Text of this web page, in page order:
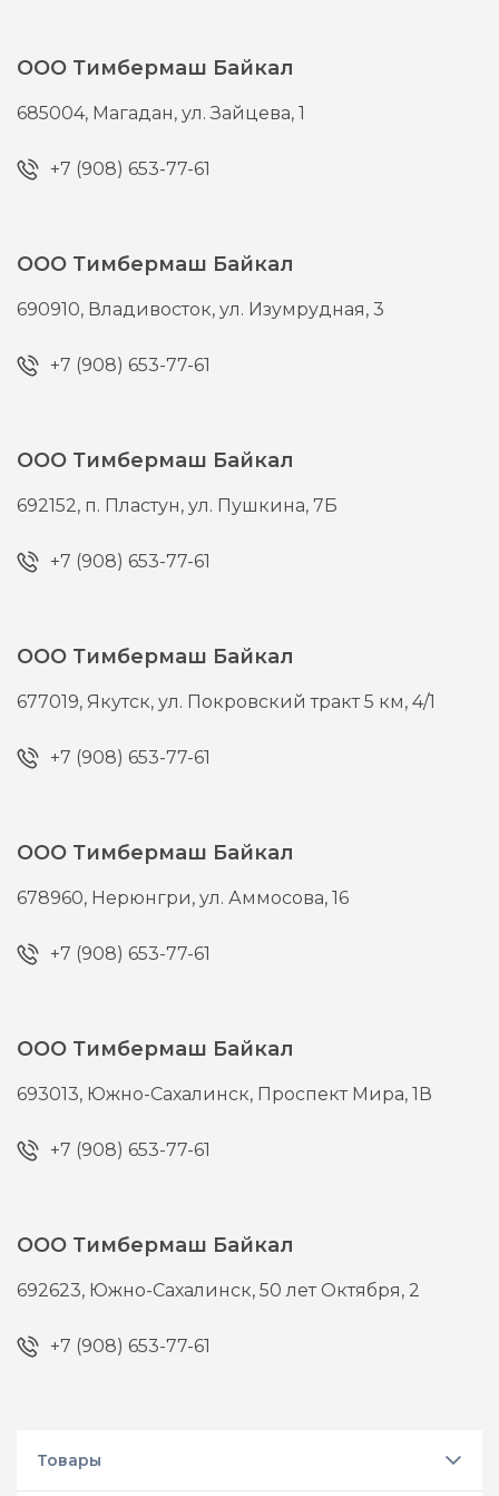
ООО Тимбермаш Байкал
685004, Магадан,ул. Зайцева, 1
+7 (908) 653-77-61
ООО Тимбермаш Байкал
690910, Владивосток,ул. Изумрудная, 3
+7 (908) 653-77-61
ООО Тимбермаш Байкал
692152, п. Пластун,ул. Пушкина, 7Б
+7 (908) 653-77-61
ООО Тимбермаш Байкал
677019, Якутск,ул. Покровский тракт 5 км, 4/1
+7 (908) 653-77-61
ООО Тимбермаш Байкал
678960, Нерюнгри,ул. Аммосова, 16
+7 (908) 653-77-61
ООО Тимбермаш Байкал
693013, Южно-Сахалинск, Проспект Мира, 1В
+7 (908) 653-77-61
ООО Тимбермаш Байкал
692623, Южно-Сахалинск,50 лет Октября, 2
+7 (908) 653-77-61
Товары